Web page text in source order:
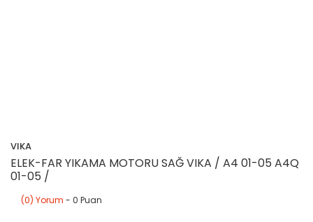
VIKA
ELEK-FAR YIKAMA MOTORU SAĞ VIKA / A4 01-05 A4Q
01-05 /
(0) Yorum - 0 Puan